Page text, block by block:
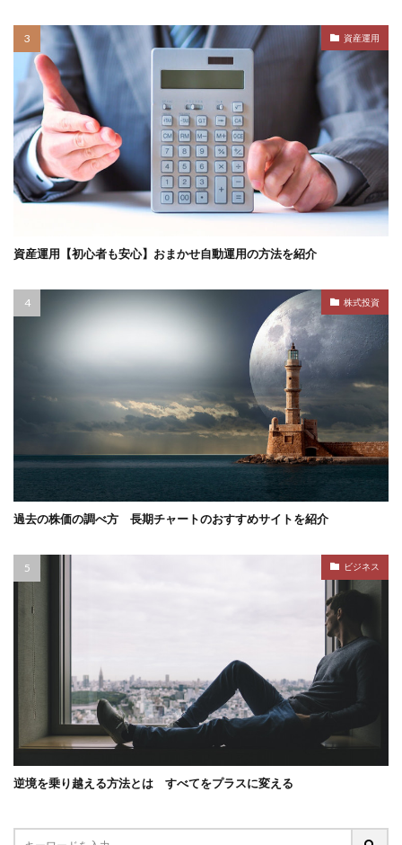
資産運用
資産運用【初心者も安心】おまかせ自動運用の方法を紹介
株式投資
過去の株価の調べ方 長期チャートのおすすめサイトを紹介
ビジネス
逆境を乗り越える方法とは すべてをプラスに変える